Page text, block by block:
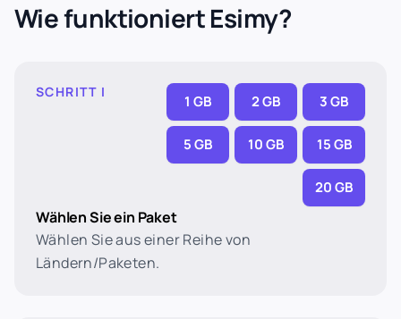
Wie funktioniert Esimy?
SCHRITT I
1 GB 2 GB 3 GB
5 GB 10 GB 15 GB
20 GB
Wählen Sie ein Paket
Wählen Sie aus einer Reihe von
Ländern/Paketen.